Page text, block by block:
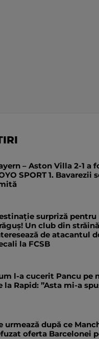
– Aston Villa 2-1 a
SPORT 1. Bavarezii
surpriză pentru
Un club din
de atacantul
la FCSB
l-a cucerit Pancu pe
la Rapid: ”Asta mi-a
urmează după ce
oferta Barcelonei